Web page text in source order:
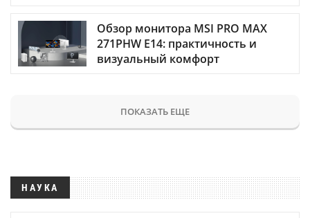
Обзор монитора MSI PRO MAX
271PHW E14: практичность и
визуальный комфорт
ПОКАЗАТЬ ЕЩЕ
НАУКА